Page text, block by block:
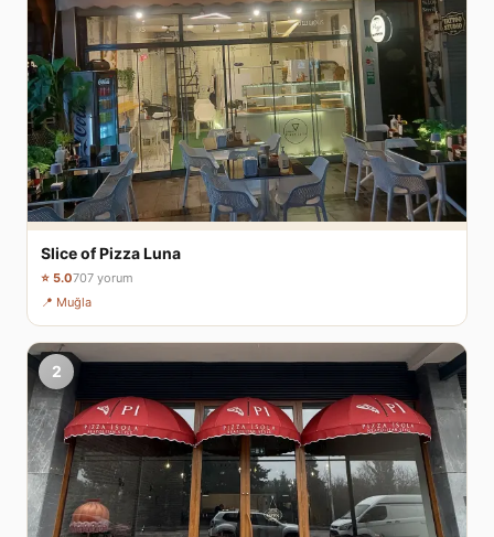
Slice of Pizza Luna
⭐ 5.0707 yorum
📍 Muğla
2